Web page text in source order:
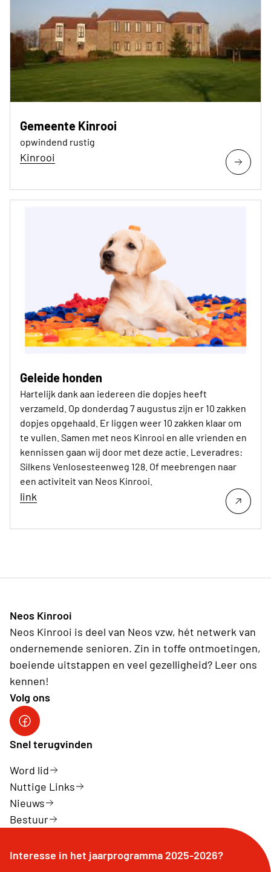
Gemeente Kinrooi
opwindend rustig
Kinrooi
Geleide honden
Hartelijk dank aan iedereen die dopjes heeft
verzameld. Op donderdag 7 augustus zijn er 10 zakken
dopjes opgehaald. Er liggen weer 10 zakken klaar om
te vullen. Samen met neos Kinrooi en alle vrienden en
kennissen gaan wij door met deze actie. Leveradres:
Silkens Venlosesteenweg 128. Of meebrengen naar
een activiteit van Neos Kinrooi.
link
Neos Kinrooi
Neos Kinrooi is deel van Neos vzw, hét netwerk van
ondernemende senioren. Zin in toffe ontmoetingen,
boeiende uitstappen en veel gezelligheid? Leer ons
kennen!
Volg ons
Neos Kinrooi
Snel terugvinden
Word lid
Nuttige Links
Nieuws
Bestuur
Interesse in het jaarprogramma 2025-2026?